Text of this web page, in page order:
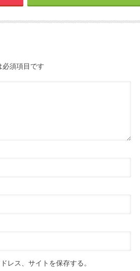
必須項目です
レス、サイトを保存する。